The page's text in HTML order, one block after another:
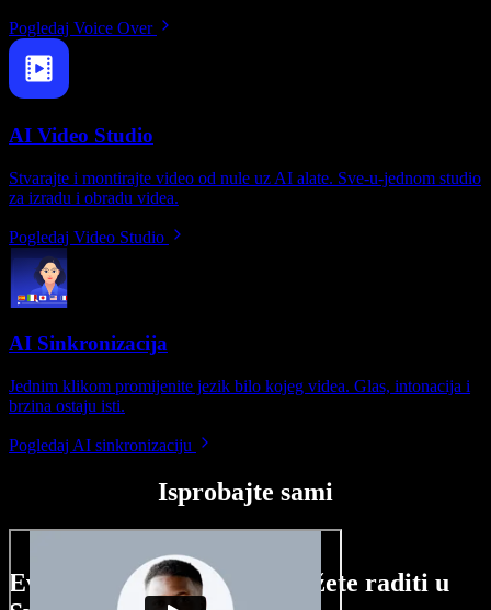
Pogledaj Voice Over
AI Video Studio
Stvarajte i montirajte video od nule uz AI alate. Sve-u-jednom studio
za izradu i obradu videa.
Pogledaj Video Studio
AI Sinkronizacija
Jednim klikom promijenite jezik bilo kojeg videa. Glas, intonacija i
brzina ostaju isti.
Pogledaj AI sinkronizaciju
Isprobajte sami
Evo malog pregleda što možete raditi u